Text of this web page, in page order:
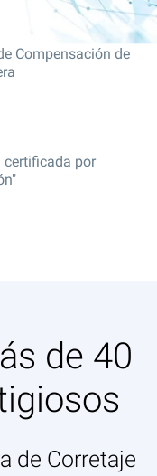
Compensación de
certificada por
de 40
de Corretaje